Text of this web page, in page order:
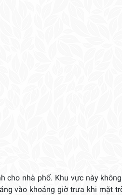
cho nhà phố. Khu vực này
vào khoảng giờ trưa khi mặt